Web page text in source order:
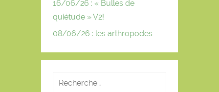
16/06/26 : « Bulles de
quiétude » V2!
08/06/26 : les arthropodes